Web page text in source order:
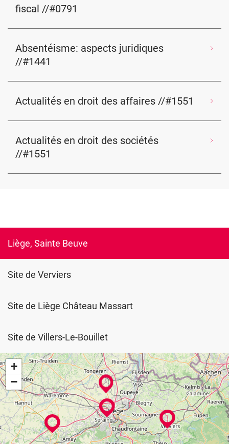
fiscal //#0791
Absentéisme: aspects juridiques
//#1441
Actualités en droit des affaires //#1551
Actualités en droit des sociétés
//#1551
+
−
Liège, Sainte Beuve
Site de Verviers
Site de Liège Château Massart
Site de Villers-Le-Bouillet